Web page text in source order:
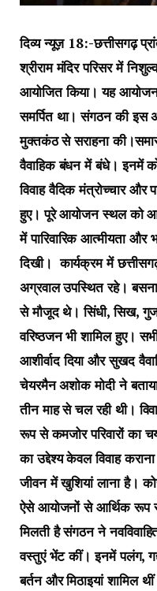
दिव्य न्यूज़ 18:-छत्तीसगढ़
श्रीराम मंदिर परिसर में
आयोजित किया। यह आयोजन
समर्पित था। संगठन की इस
मुक्तकंठ से सराहना
वैवाहिक बंधन में बंधे। इनमें
विवाह वैदिक मंत्रोच्चार और
हुए। पूरे आयोजन स्थल को
में पारिवारिक आत्मीयता
दिखी। कार्यक्रम में
अग्रवाल उपस्थित रहे।
से मौजूद थे। सिंधी, सिख,
वरिष्ठजन भी शामिल हुए।
आशीर्वाद दिया और सुखद
चेयरमैन अशोक मोदी ने
तीन माह से चल रही थी।
रूप से कमजोर परिवारों का
का उद्देश्य केवल विवाह
जीवन में खुशियां लाना है।
ऐसे आयोजनों से आर्थिक रूप से
मिलती है संगठन ने
वस्तुएं भेंट कीं। इनमें पलंग,
बर्तन और मिठाइयां शामिल